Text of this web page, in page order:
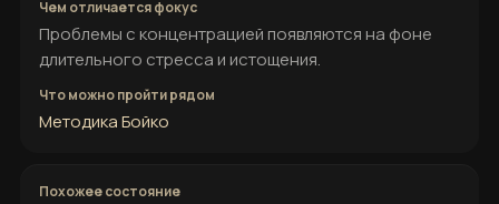
Проблемы с концентрацией появляются на фоне
длительного стресса и истощения.
Методика Бойко